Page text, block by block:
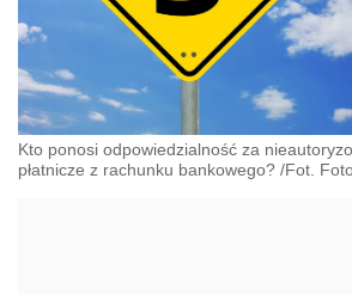
Kto ponosi odpowiedzialność za
płatnicze z rachunku bankowego? /Fot.